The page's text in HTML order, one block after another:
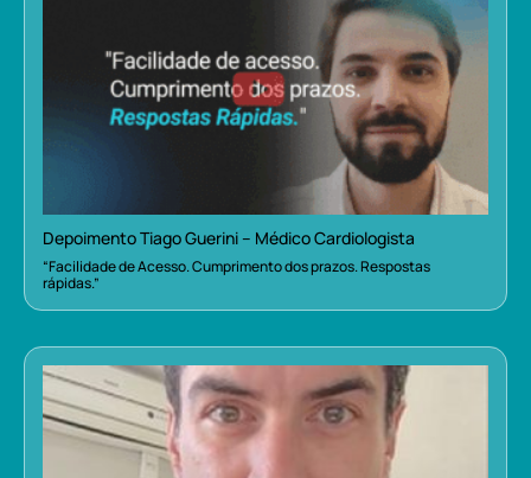
Depoimento Tiago Guerini – Médico Cardiologista
“Facilidade de Acesso. Cumprimento dos prazos. Respostas
rápidas.”